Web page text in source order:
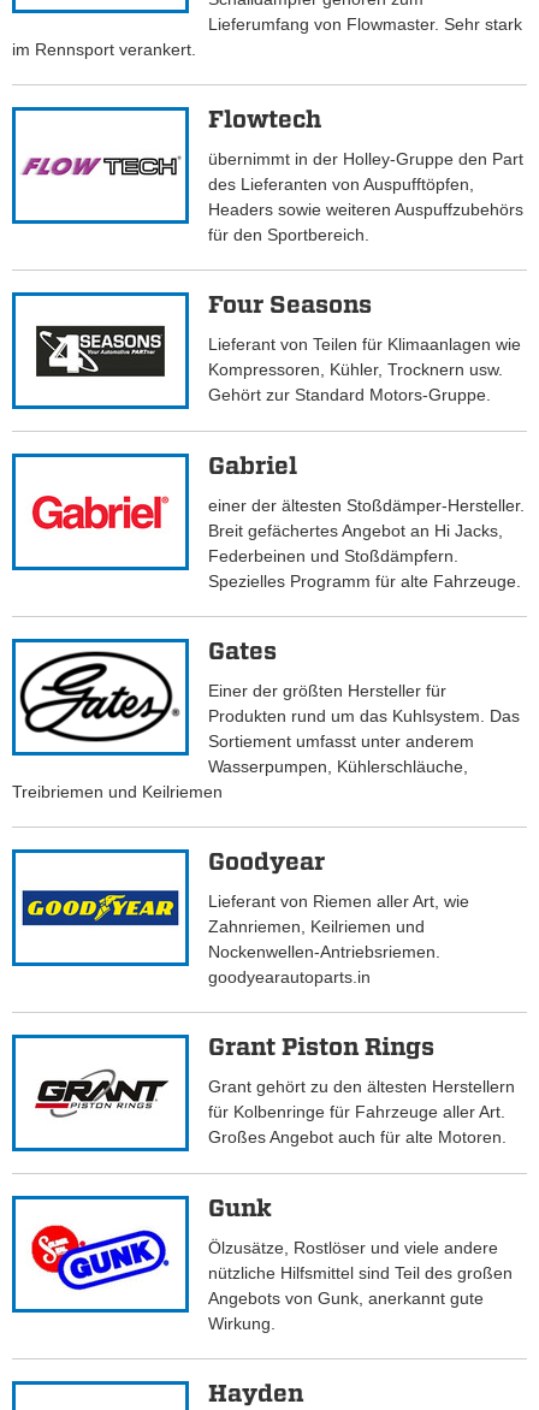
Lieferumfang von Flowmaster. Sehr stark
im Rennsport verankert.
Flowtech
übernimmt in der Holley-Gruppe den Part
des Lieferanten von Auspufftöpfen,
Headers sowie weiteren Auspuffzubehörs
für den Sportbereich.
Four Seasons
Lieferant von Teilen für Klimaanlagen wie
Kompressoren, Kühler, Trocknern usw.
Gehört zur Standard Motors-Gruppe.
Gabriel
einer der ältesten Stoßdämper-Hersteller.
Breit gefächertes Angebot an Hi Jacks,
Federbeinen und Stoßdämpfern.
Spezielles Programm für alte Fahrzeuge.
Gates
Einer der größten Hersteller für
Produkten rund um das Kuhlsystem. Das
Sortiement umfasst unter anderem
Wasserpumpen, Kühlerschläuche,
Treibriemen und Keilriemen
Goodyear
Lieferant von Riemen aller Art, wie
Zahnriemen, Keilriemen und
Nockenwellen-Antriebsriemen.
goodyearautoparts.in
Grant Piston Rings
Grant gehört zu den ältesten Herstellern
für Kolbenringe für Fahrzeuge aller Art.
Großes Angebot auch für alte Motoren.
Gunk
Ölzusätze, Rostlöser und viele andere
nützliche Hilfsmittel sind Teil des großen
Angebots von Gunk, anerkannt gute
Wirkung.
Hayden